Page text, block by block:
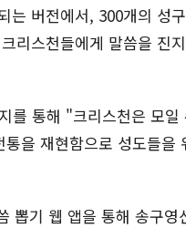
는 버전에서, 300개의 성
리스천들에게 말씀을 진
를 통해 "크리스천은 모
을 재현함으로 성도들
뽑기 웹 앱을 통해 송구